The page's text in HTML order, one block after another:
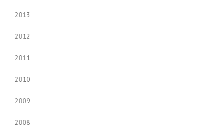
2013
2012
2011
2010
2009
2008